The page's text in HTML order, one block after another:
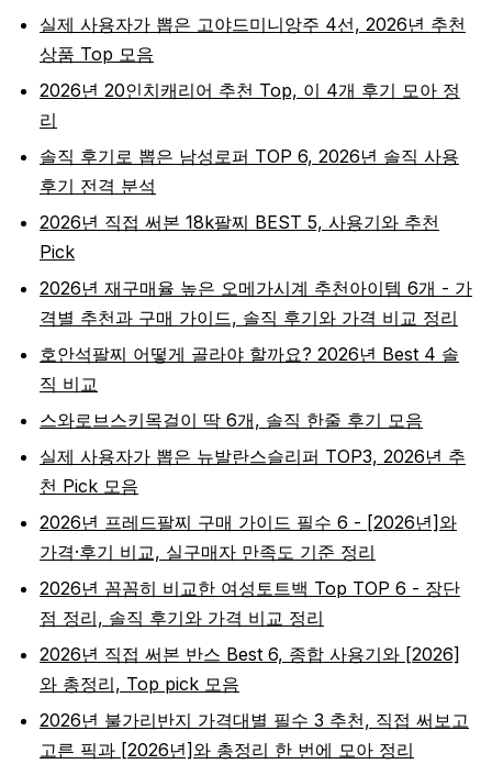
실제 사용자가 뽑은 고야드미니앙주 4선, 2026년 추천
상품 Top 모음
2026년 20인치캐리어 추천 Top, 이 4개 후기 모아 정
리
솔직 후기로 뽑은 남성로퍼 TOP 6, 2026년 솔직 사용
후기 전격 분석
2026년 직접 써본 18k팔찌 BEST 5, 사용기와 추천
Pick
2026년 재구매율 높은 오메가시계 추천아이템 6개 - 가
격별 추천과 구매 가이드, 솔직 후기와 가격 비교 정리
호안석팔찌 어떻게 골라야 할까요? 2026년 Best 4 솔
직 비교
스와로브스키목걸이 딱 6개, 솔직 한줄 후기 모음
실제 사용자가 뽑은 뉴발란스슬리퍼 TOP3, 2026년 추
천 Pick 모음
2026년 프레드팔찌 구매 가이드 필수 6 - [2026년]와
가격·후기 비교, 실구매자 만족도 기준 정리
2026년 꼼꼼히 비교한 여성토트백 Top TOP 6 - 장단
점 정리, 솔직 후기와 가격 비교 정리
2026년 직접 써본 반스 Best 6, 종합 사용기와 [2026]
와 총정리, Top pick 모음
2026년 불가리반지 가격대별 필수 3 추천, 직접 써보고
고른 픽과 [2026년]와 총정리 한 번에 모아 정리